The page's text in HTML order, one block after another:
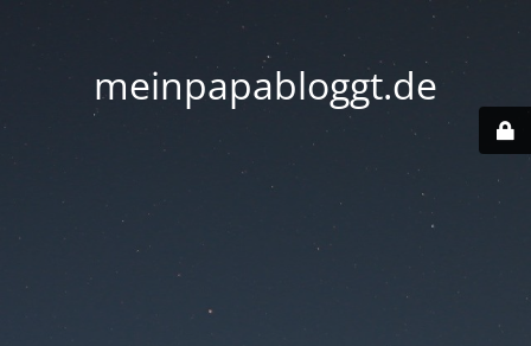
meinpapabloggt.de